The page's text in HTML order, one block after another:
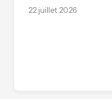
22 juillet 2026